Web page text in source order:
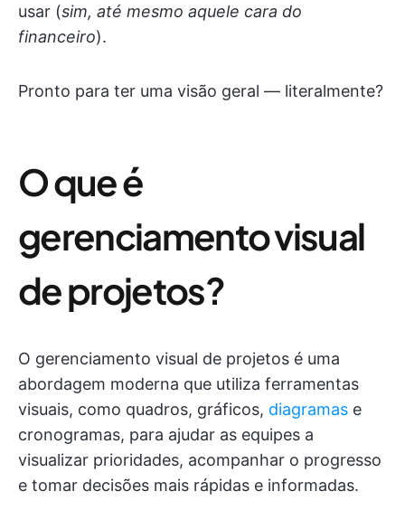
usar (sim, até mesmo aquele cara do
financeiro).
Pronto para ter uma visão geral — literalmente?
O que é
gerenciamento visual
de projetos?
O gerenciamento visual de projetos é uma
abordagem moderna que utiliza ferramentas
visuais, como quadros, gráficos, diagramas e
cronogramas, para ajudar as equipes a
visualizar prioridades, acompanhar o progresso
e tomar decisões mais rápidas e informadas.